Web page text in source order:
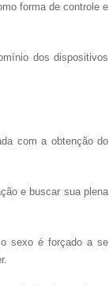
forma de controle e
dos dispositivos
com a obtenção do
e buscar sua plena
sexo é forçado a se